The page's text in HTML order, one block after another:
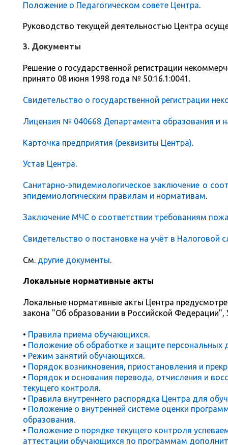
Положение о Педагогическом совете Центра.
Руководство текущей деятельностью Центра
3. Документы
Решение о государственной регистрации
принято 08 июня 1998 года № 50:16.1:0041.
Свидетельство о государственной регистрации
Лицензия № 040668 Департамента образования и
Карточка предприятия (реквизиты Центра).
Устав Центра.
Санитарно-эпидемиологическое заключение о
эпидемиологическим правилам и нормативам.
Заключение МЧС о соответствии требованиям
Свидетельство о постановке на учёт в Налоговой
См. другие документы.
Локальные нормативные акты
Локальные нормативные акты Центра
закона "Об образовании в Российской Федерации",
• Правила приема обучающихся.
• Положение об обработке и защите
• Режим занятий обучающихся.
• Порядок возникновения, приостановления и
• Порядок и основания перевода, отчисления и
текущего контроля.
• Правила внутреннего распорядка Центра для
• Положение о внутренней системе оценки
образования.
• Положение о порядке текущего контроля
аттестации обучающихся по программам